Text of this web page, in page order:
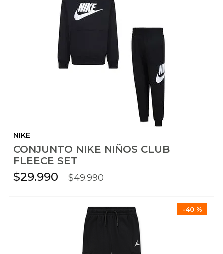
NIKE
CONJUNTO NIKE NIÑOS CLUB
FLEECE SET
$29.990 $49.990
-40 %